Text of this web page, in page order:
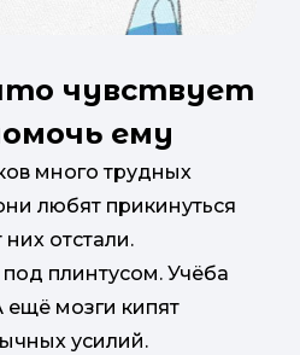
чувствует
ему
много трудных
любят прикинуться
отстали.
плинтусом. Учёба
ещё мозги кипят
усилий.